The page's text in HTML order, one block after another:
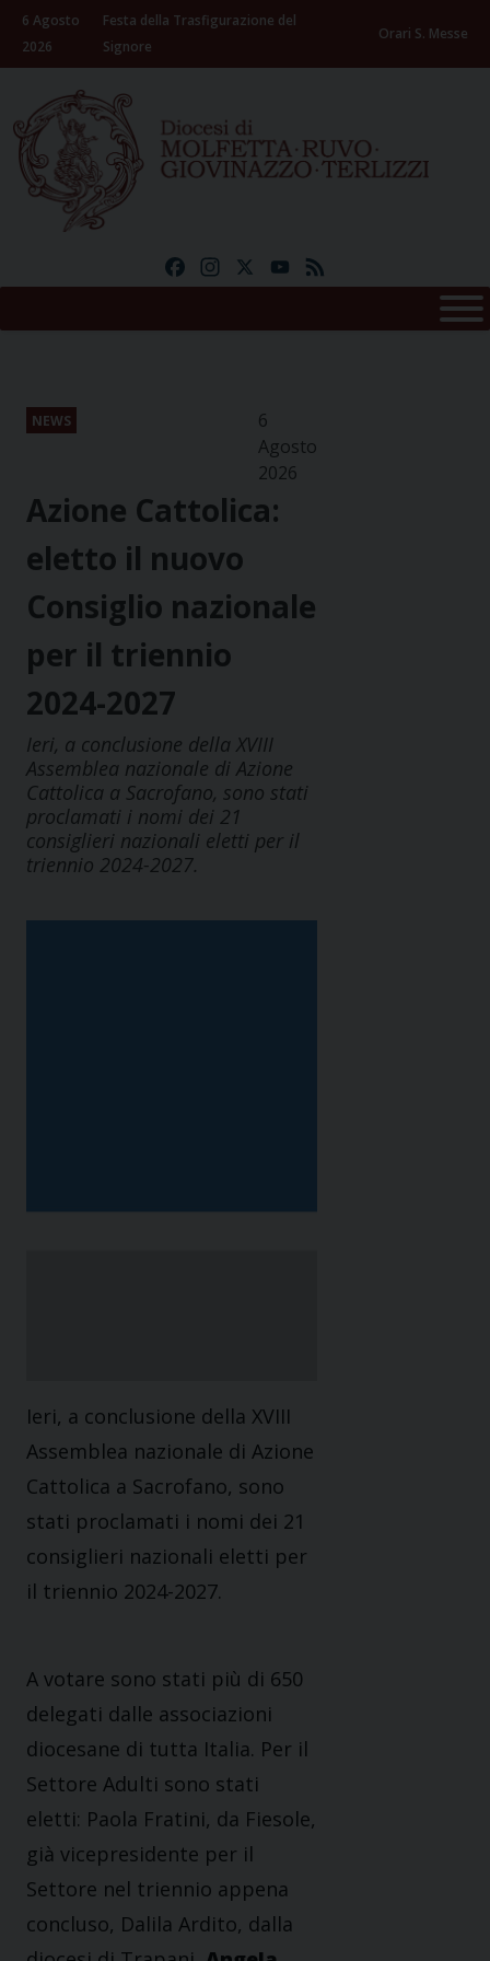
Skip
content
6 Agosto
2026
Festa della Trasfigurazione del
Signore
Orari S. Messe
FacebookInstagramYouTube
NEWS
6
Agosto
2026
Azione Cattolica:
eletto il nuovo
Consiglio nazionale
per il triennio
2024-2027
Ieri, a conclusione della XVIII
Assemblea nazionale di Azione
Cattolica a Sacrofano, sono stati
proclamati i nomi dei 21
consiglieri nazionali eletti per il
triennio 2024-2027.
Ieri, a conclusione della XVIII
Assemblea nazionale di Azione
Cattolica a Sacrofano, sono
stati proclamati i nomi dei 21
consiglieri nazionali eletti per
il triennio 2024-2027.
A votare sono stati più di 650
delegati dalle associazioni
diocesane di tutta Italia. Per il
Settore Adulti sono stati
eletti: Paola Fratini, da Fiesole,
già vicepresidente per il
Settore nel triennio appena
concluso, Dalila Ardito, dalla